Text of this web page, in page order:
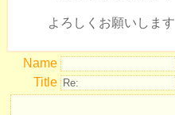
よろしくお願いします
Name
Title